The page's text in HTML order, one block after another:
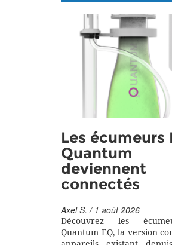
Les écumeurs
Quantum
deviennent
connectés
Axel S. / 1 août 2026
Découvrez les
Quantum EQ, la version